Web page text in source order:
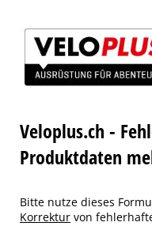
Veloplus.ch -
Produktdaten
Bitte nutze dieses
Korrektur von